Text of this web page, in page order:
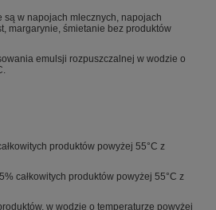
są w napojach mlecznych, napojach
margarynie, śmietanie bez produktów
emulsji rozpuszczalnej w wodzie o
produktów powyżej 55°C z
całkowitych produktów powyżej 55°C z
w wodzie o temperaturze powyżej